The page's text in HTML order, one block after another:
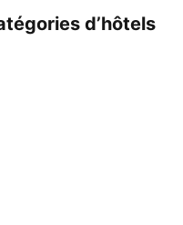
d’hôtels